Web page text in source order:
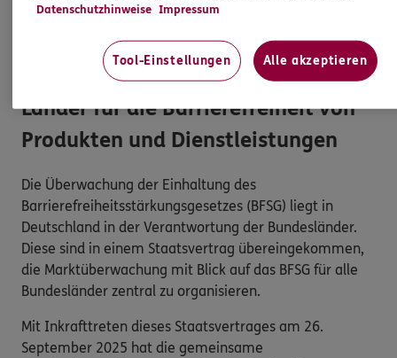
persönlichen Versicherungsschutz.
Marktüberwachungsstelle der
Länder für die Barrierefreiheit von
Produkten und Dienstleistungen
Die Überwachung der Einhaltung des
Barrierefreiheitsstärkungsgesetzes (BFSG) liegt in
Deutschland in der Verantwortung der Bundesländer.
Diese sind in einem Staatsvertrag übereingekommen,
die Marktüberwachung mit Blick auf das BFSG für alle
Bundesländer zentral zu organisieren.
Mit Inkrafttreten dieses Staatsvertrages am 26.
September 2025 hat die gemeinsame
Datenschutzhinweise Impressum
Tool-Einstellungen Alle akzeptieren